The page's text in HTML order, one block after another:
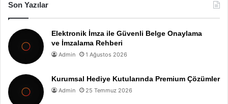
Son Yazılar
Elektronik İmza ile Güvenli Belge Onaylama
ve İmzalama Rehberi
Admin 1 Ağustos 2026
Kurumsal Hediye Kutularında Premium Çözümler
Admin 25 Temmuz 2026